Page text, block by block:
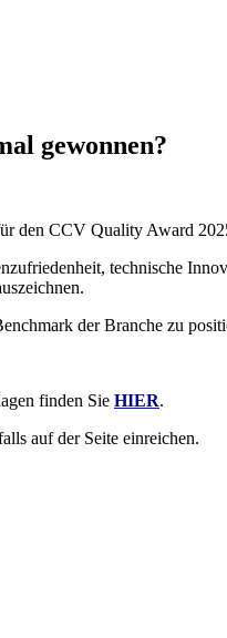
gewonnen?
den CCV Quality Award
technische
der Branche zu
finden Sie HIER.
auf der Seite einreichen.